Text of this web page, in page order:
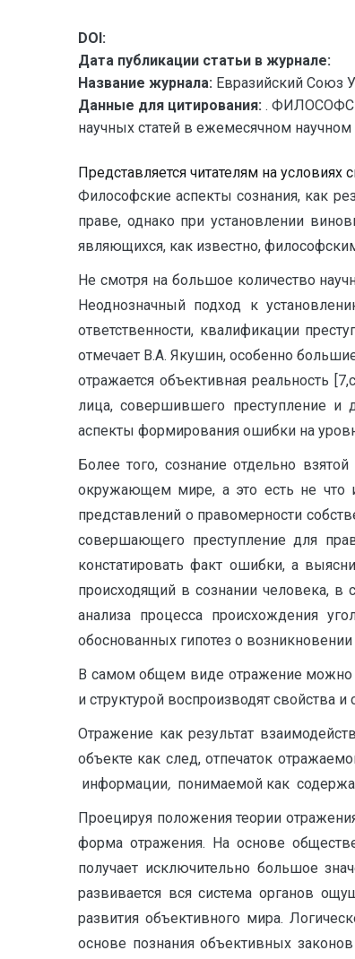
DOI:
Дата публикации статьи в журнале:
Название журнала: Евразийский Союз
Данные для цитирования: .
научных статей в ежемесячном
Представляется читателям на условиях
Философские аспекты сознания, как
праве, однако при установлении
являющихся, как известно,
Не смотря на большое количество
Неоднозначный подход к
ответственности, квалификации
отмечает В.А. Якушин, особенно
отражается объективная реальность
лица, совершившего преступление и
аспекты формирования ошибки на
Более того, сознание отдельно
окружающем мире, а это есть не что
представлений о правомерности
совершающего преступление для
констатировать факт ошибки, а
происходящий в сознании человека,
анализа процесса происхождения
обоснованных гипотез о возникновении
В самом общем виде отражение можно
и структурой воспроизводят свойства
Отражение как результат
объекте как след, отпечаток
информации, понимаемой как
Проецируя положения теории
форма отра­жения. На основе
получает исключительно большое
развивается вся система органов
развития объ­ективного мира.
основе познания объективных